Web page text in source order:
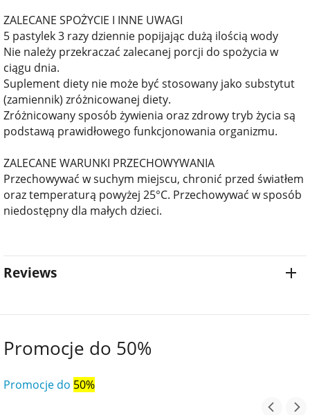
ZALECANE SPOŻYCIE I INNE UWAGI
5 pastylek 3 razy dziennie popijając dużą ilością wody
Nie należy przekraczać zalecanej porcji do spożycia w
ciągu dnia.
Suplement diety nie może być stosowany jako substytut
(zamiennik) zróżnicowanej diety.
Zróżnicowany sposób żywienia oraz zdrowy tryb życia są
podstawą prawidłowego funkcjonowania organizmu.
ZALECANE WARUNKI PRZECHOWYWANIA
Przechowywać w suchym miejscu, chronić przed światłem
oraz temperaturą powyżej 25°C. Przechowywać w sposób
niedostępny dla małych dzieci.
Reviews
Promocje do 50%
Promocje do 50%